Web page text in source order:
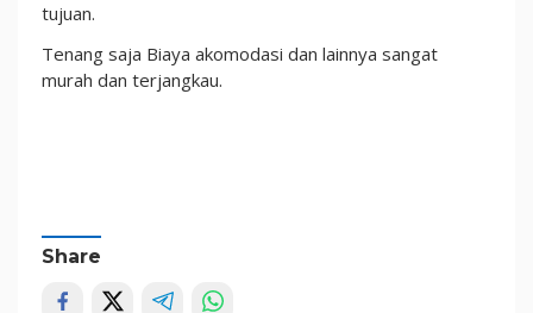
tujuan.
Tenang saja Biaya akomodasi dan lainnya sangat
murah dan terjangkau.
Share